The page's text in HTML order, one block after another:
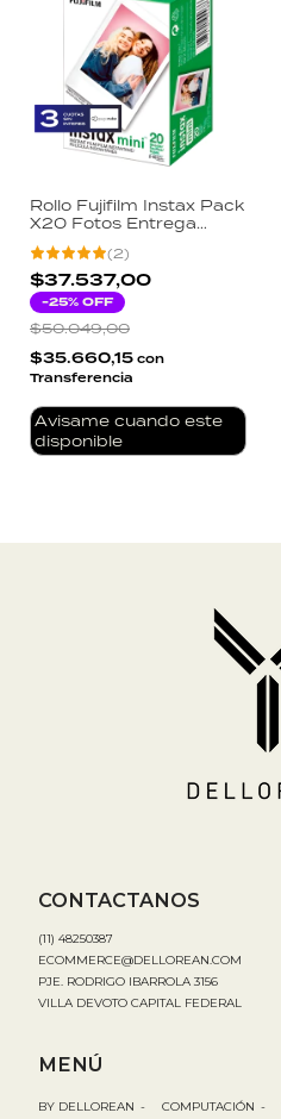
Rollo Fujifilm Instax Pack
X20 Fotos Entrega
Blanco
(2)
$37.537,00
-25% OFF
$50.049,00
$35.660,15 con
Transferencia
Avisame cuando este
disponible
CONTACTANOS
(11) 48250387
ECOMMERCE@DELLOREAN.COM
PJE. RODRIGO IBARROLA 3156
VILLA DEVOTO CAPITAL FEDERAL
MENÚ
BY DELLOREAN - COMPUTACIÓN -